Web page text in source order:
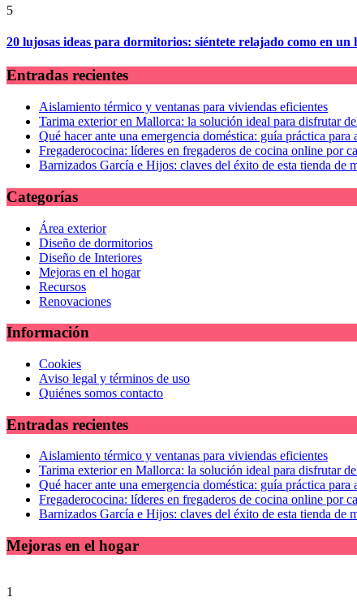
5
20 lujosas ideas para dormitorios: siéntete relajado como en un
Entradas recientes
Aislamiento térmico y ventanas para viviendas eficientes
Tarima exterior en Mallorca: la solución ideal para disfrutar
Qué hacer ante una emergencia doméstica: guía práctica
Fregaderococina: líderes en fregaderos de cocina online por
Barnizados García e Hijos: claves del éxito de esta tienda de
Categorías
Área exterior
Diseño de dormitorios
Diseño de Interiores
Mejoras en el hogar
Recursos
Renovaciones
Información
Cookies
Aviso legal y términos de uso
Quiénes somos contacto
Entradas recientes
Aislamiento térmico y ventanas para viviendas eficientes
Tarima exterior en Mallorca: la solución ideal para disfrutar
Qué hacer ante una emergencia doméstica: guía práctica
Fregaderococina: líderes en fregaderos de cocina online por
Barnizados García e Hijos: claves del éxito de esta tienda de
Mejoras en el hogar
1